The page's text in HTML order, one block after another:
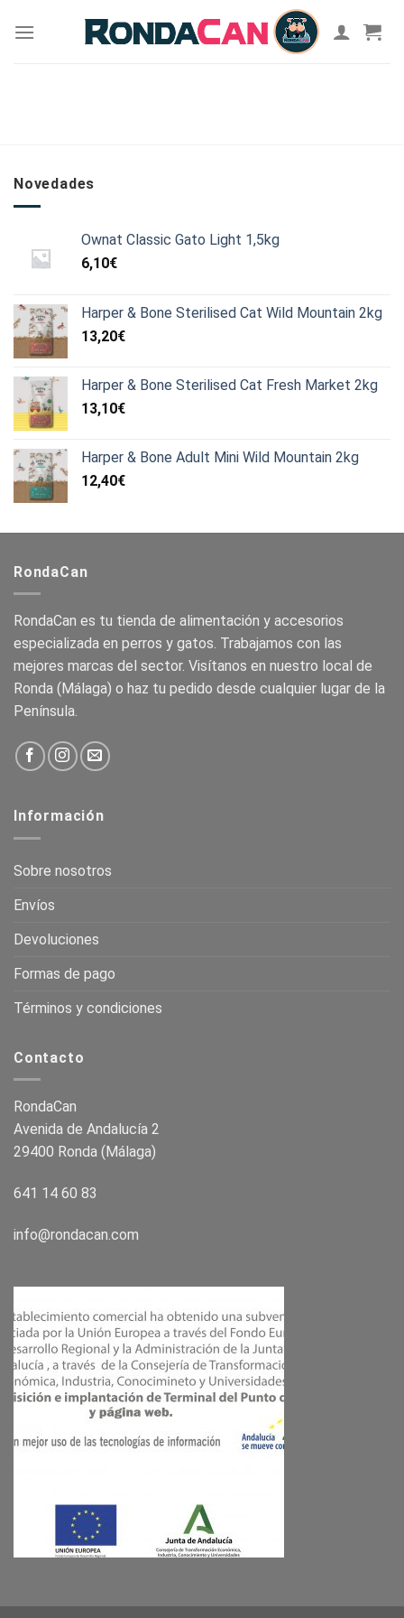
Novedades
Ownat Classic Gato Light 1,5kg
6,10€
Harper & Bone Sterilised Cat Wild Mountain 2kg
13,20€
Harper & Bone Sterilised Cat Fresh Market 2kg
13,10€
Harper & Bone Adult Mini Wild Mountain 2kg
12,40€
RondaCan
RondaCan es tu tienda de alimentación y accesorios
especializada en perros y gatos. Trabajamos con las
mejores marcas del sector. Visítanos en nuestro local de
Ronda (Málaga) o haz tu pedido desde cualquier lugar de la
Península.
Información
Sobre nosotros
Envíos
Devoluciones
Formas de pago
Términos y condiciones
Contacto
RondaCan
Avenida de Andalucía 2
29400 Ronda (Málaga)
641 14 60 83
info@rondacan.com